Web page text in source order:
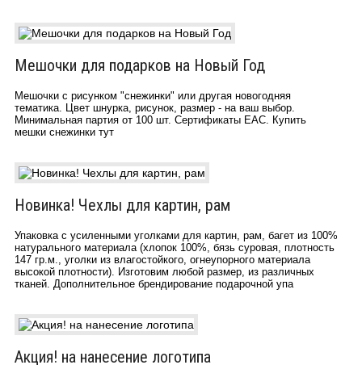
Мешочки для подарков на Новый Год
Мешочки с рисунком "снежинки" или другая новогодняя
тематика. Цвет шнурка, рисунок, размер - на ваш выбор.
Минимальная партия от 100 шт. Сертификаты EAC. Купить
мешки снежинки тут
Новинка! Чехлы для картин, рам
Упаковка c усиленными уголками для картин, рам, багет из 100%
натурального материала (хлопок 100%, бязь суровая, плотность
147 гр.м., уголки из влагостойкого, огнеупорного материала
высокой плотности). Изготовим любой размер, из различных
тканей. Дополнительное брендирование подарочной упа
Акция! на нанесение логотипа